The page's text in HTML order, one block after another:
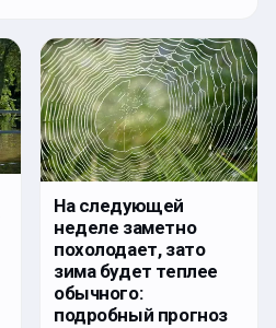
На следующей
неделе заметно
похолодает, зато
зима будет теплее
обычного:
подробный прогноз